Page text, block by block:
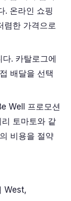
. 온라인 쇼핑
렴한 가격으로
. 카탈로그에
배달을 선택
Well 프로모션
토마토와 같
비용을 절약
West,